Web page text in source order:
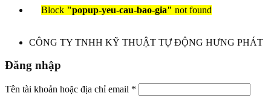
Block "popup-yeu-cau-bao-gia" not found
CÔNG TY TNHH KỸ THUẬT TỰ ĐỘNG HƯNG PHÁT
Đăng nhập
Tên tài khoản hoặc địa chỉ email *